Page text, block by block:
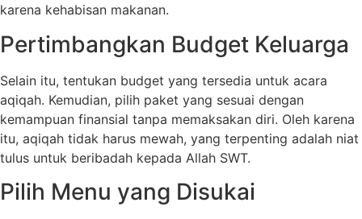
karena kehabisan makanan.
Pertimbangkan Budget Keluarga
Selain itu, tentukan budget yang tersedia untuk acara
aqiqah. Kemudian, pilih paket yang sesuai dengan
kemampuan finansial tanpa memaksakan diri. Oleh karena
itu, aqiqah tidak harus mewah, yang terpenting adalah niat
tulus untuk beribadah kepada Allah SWT.
Pilih Menu yang Disukai